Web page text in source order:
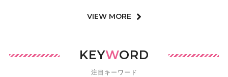
VIEW MORE
KEYWORD
注目キーワード